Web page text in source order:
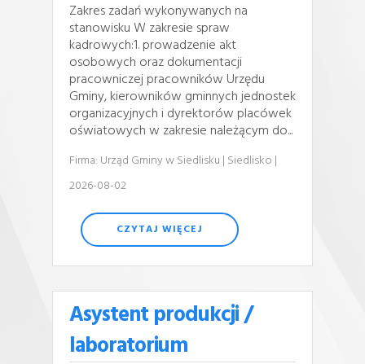
Zakres zadań wykonywanych na
stanowisku W zakresie spraw
kadrowych:1. prowadzenie akt
osobowych oraz dokumentacji
pracowniczej pracowników Urzędu
Gminy, kierowników gminnych jednostek
organizacyjnych i dyrektorów placówek
oświatowych w zakresie należącym do...
Firma: Urząd Gminy w Siedlisku | Siedlisko |
2026-08-02
CZYTAJ WIĘCEJ
Asystent produkcji /
laboratorium